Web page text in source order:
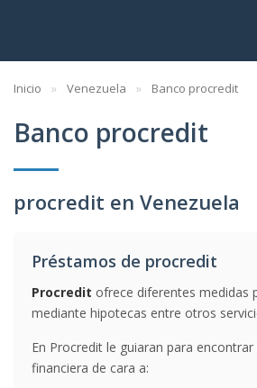
Inicio Venezuela Banco procredit
Banco procredit
procredit en Venezuela
Préstamos de procredit
Procredit ofrece diferentes medidas
mediante hipotecas entre otros
En Procredit le guiaran para
financiera de cara a: